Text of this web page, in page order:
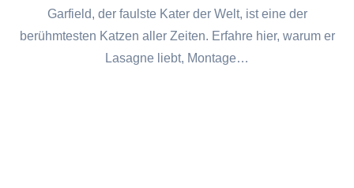
Garfield, der faulste Kater der Welt, ist eine der
berühmtesten Katzen aller Zeiten. Erfahre hier, warum er
Lasagne liebt, Montage…